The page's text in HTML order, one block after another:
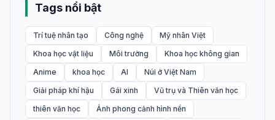
Tags nổi bật
Trí tuệ nhân tạo Công nghệ
Mỹ nhân Việt
Khoa học vật liệu
Môi trường
Khoa học không gian
Anime
khoa học AI
Núi ở Việt Nam
Giải pháp khí hậu
Gái xinh
Vũ trụ và Thiên văn học
thiên văn học
Ảnh phong cảnh hình nền